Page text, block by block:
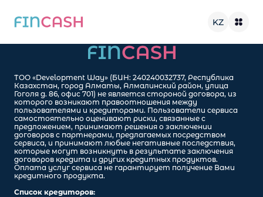
KZ
ТОО «Development Way» (БИН: 240240032737, Республика
Казахстан, город Алматы, Алмалинский район, улица
Гоголя д. 86, офис 701) не является стороной договора, из
которого возникают правоотношения между
пользователями и кредиторами. Пользователи сервиса
самостоятельно оценивают риски, связанные с
предложением, принимают решения о заключении
договоров с партнерами, предлагаемых посредством
сервиса, и принимают любые негативные последствия,
которые могут возникнуть в результате заключения
договоров кредита и других кредитных продуктов.
Оплата услуг сервиса не гарантирует получение Вами
кредитного продукта.
Список кредиторов: